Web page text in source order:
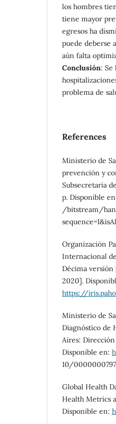
los hombres
tiene mayor
egresos ha
puede deberse
aún falta
Conclusión:
problema de
References
Ministerio de
prevención y
Subsecretaria
p. Disponible
/bitstream/
Organización
Internacional
Décima
2020].
https://
Ministerio de
Diagnóstico de
Aires:
Disponible en:
10/
Global Health
Health Metrics
Disponible en: